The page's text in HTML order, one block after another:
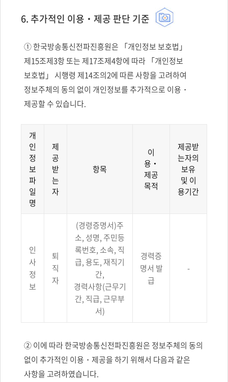
6. 추가적인 이용‧제공 판단 기준
① 한국방송통신전파진흥원은 「개인정보 보호법」
제15조제3항 또는 제17조제4항에 따라 「개인정보
보호법」 시행령 제14조의2에 따른 사항을 고려하여
정보주체의 동의 없이 개인정보를 추가적으로 이용・
제공할 수 있습니다.
제공에
대해
개인정보파일명,
제공받는자,
항목,
이용‧
이용기간의
정보를
제공합니다.
개
인
정
보
파
일
명
제
공
받
는
자
항목
이
용‧
제공
목적
제공받
는자의
보유
및 이
용기간
인
사
정
보
퇴
직
자
(경령증명서)주
소, 성명, 주민등
록번호, 소속, 직
급, 용도, 재직기
간,
경력사항(근무기
간, 직급, 근무부
서)
경력증
명서 발
급
-
② 이에 따라 한국방송통신전파진흥원은 정보주체의 동의
없이 추가적인 이용・제공을 하기 위해서 다음과 같은
사항을 고려하였습니다.